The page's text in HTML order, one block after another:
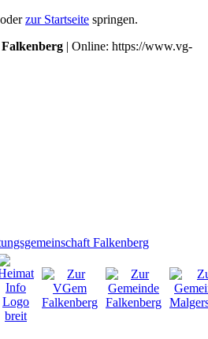
oderzur Startseite springen.
| Online: https://www.vg-